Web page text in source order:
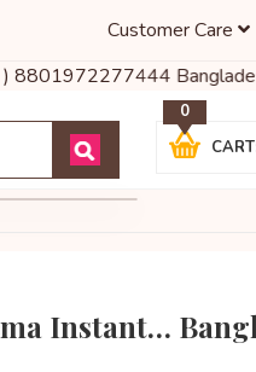
Customer Care
) 8801972277444
0
Instant…